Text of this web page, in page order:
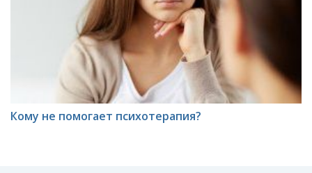
Кому не помогает психотерапия?